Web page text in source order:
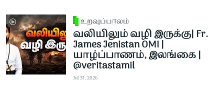
உறவுப்பாலம்
வலியிலும் வழி இருக்கு| Fr.
James Jenistan OMI |
யாழ்ப்பாணம், இலங்கை |
@veritastamil ​
Jul 31, 2026